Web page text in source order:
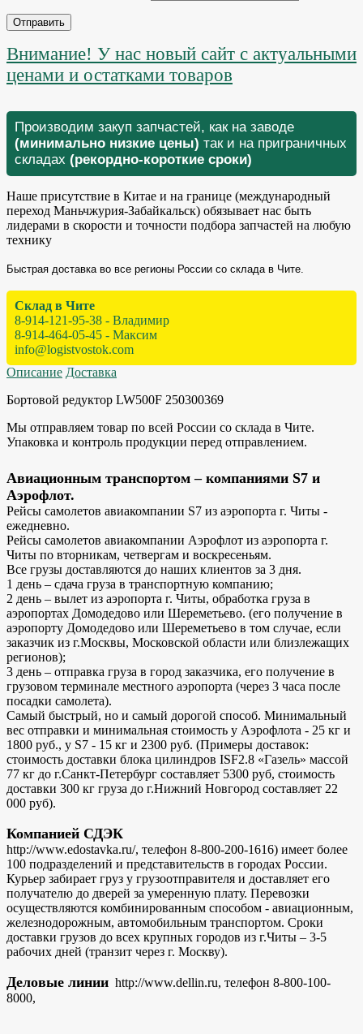
Отправить
Внимание! У нас новый сайт с актуальными
ценами и остатками товаров
Производим закуп запчастей, как на заводе
(минимально низкие цены) так и на приграничных
складах (рекордно-короткие сроки)
Наше присутствие в Китае и на границе (международный
переход Маньчжурия-Забайкальск) обязывает нас быть
лидерами в скорости и точности подбора запчастей на любую
технику
Быстрая доставка во все регионы России со склада в Чите.
Склад в Чите
8-914-121-95-38 - Владимир
8-914-464-05-45 - Максим
info@logistvostok.com
Описание Доставка
Бортовой редуктор LW500F 250300369
Мы отправляем товар по всей России со склада в Чите.
Упаковка и контроль продукции перед отправлением.
Авиационным транспортом – компаниями S7 и
Аэрофлот.
Рейсы самолетов авиакомпании S7 из аэропорта г. Читы -
ежедневно.
Рейсы самолетов авиакомпании Аэрофлот из аэропорта г.
Читы по вторникам, четвергам и воскресеньям.
Все грузы доставляются до наших клиентов за 3 дня.
1 день – сдача груза в транспортную компанию;
2 день – вылет из аэропорта г. Читы, обработка груза в
аэропортах Домодедово или Шереметьево. (его получение в
аэропорту Домодедово или Шереметьево в том случае, если
заказчик из г.Москвы, Московской области или близлежащих
регионов);
3 день – отправка груза в город заказчика, его получение в
грузовом терминале местного аэропорта (через 3 часа после
посадки самолета).
Самый быстрый, но и самый дорогой способ. Минимальный
вес отправки и минимальная стоимость у Аэрофлота - 25 кг и
1800 руб., у S7 - 15 кг и 2300 руб. (Примеры доставок:
стоимость доставки блока цилиндров ISF2.8 «Газель» массой
77 кг до г.Санкт-Петербург составляет 5300 руб, стоимость
доставки 300 кг груза до г.Нижний Новгород составляет 22
000 руб).
Компанией СДЭК
http://www.edostavka.ru/, телефон 8-800-200-1616) имеет более
100 подразделений и представительств в городах России.
Курьер забирает груз у грузоотправителя и доставляет его
получателю до дверей за умеренную плату. Перевозки
осуществляются комбинированным способом - авиационным,
железнодорожным, автомобильным транспортом. Сроки
доставки грузов до всех крупных городов из г.Читы – 3-5
рабочих дней (транзит через г. Москву).
Деловые линии http://www.dellin.ru, телефон 8-800-100-
8000,